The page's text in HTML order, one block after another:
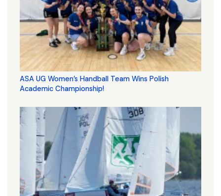
ASA UG Women’s Handball Team Wins Polish
Academic Championship!